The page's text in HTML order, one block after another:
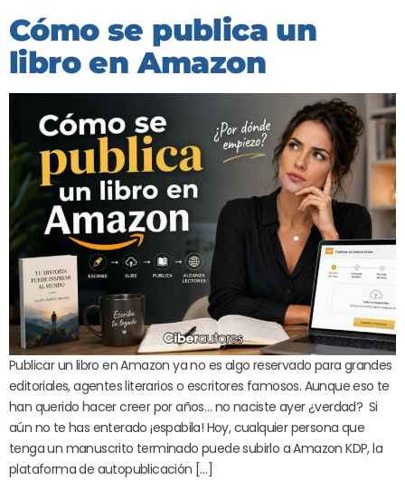
Cómo se publica un
libro en Amazon
Publicar un libro en Amazon ya no es algo reservado para grandes
editoriales, agentes literarios o escritores famosos. Aunque eso te
han querido hacer creer por años… no naciste ayer ¿verdad? Si
aún no te has enterado ¡espabila! Hoy, cualquier persona que
tenga un manuscrito terminado puede subirlo a Amazon KDP, la
plataforma de autopublicación […]